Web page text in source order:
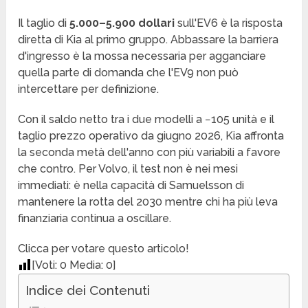
Il taglio di5.000–5.900 dollari sull'EV6 è la risposta
diretta di Kia al primo gruppo. Abbassare la barriera
d'ingresso è la mossa necessaria per agganciare
quella parte di domanda che l'EV9 non può
intercettare per definizione.
Con il saldo netto tra i due modelli a −105 unità e il
taglio prezzo operativo da giugno 2026, Kia affronta
la seconda metà dell'anno con più variabili a favore
che contro. Per Volvo, il test non è nei mesi
immediati: è nella capacità di Samuelsson di
mantenere la rotta del 2030 mentre chi ha più leva
finanziaria continua a oscillare.
Clicca per votare questo articolo!
[Voti:0 Media:0]
Indice dei Contenuti